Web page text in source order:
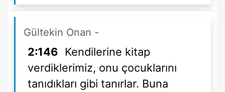
Gültekin Onan -
2:146
Kendilerine kitap
verdiklerimiz, onu çocuklarını
tanıdıkları gibi tanırlar. Buna